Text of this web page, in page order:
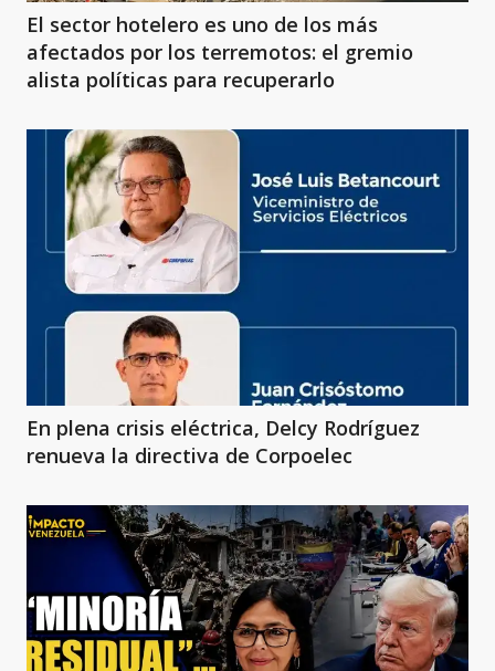
El sector hotelero es uno de los más
afectados por los terremotos: el gremio
alista políticas para recuperarlo
En plena crisis eléctrica, Delcy Rodríguez
renueva la directiva de Corpoelec